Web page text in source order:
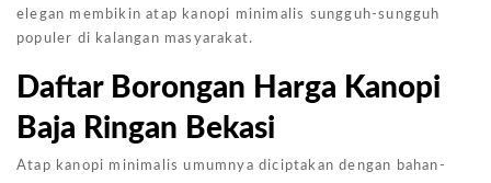
elegan membikin atap kanopi minimalis sungguh-sungguh
populer di kalangan masyarakat.
Daftar Borongan Harga Kanopi
Baja Ringan Bekasi
Atap kanopi minimalis umumnya diciptakan dengan bahan-